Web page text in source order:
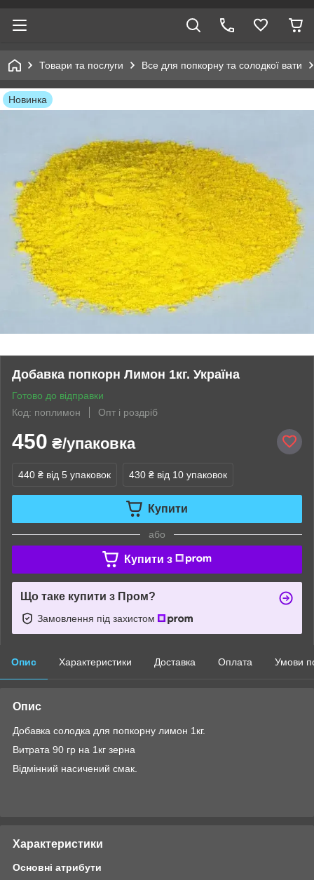
Товари та послуги Все для попкорну та солодкої вати
Новинка
Добавка попкорн Лимон 1кг. Україна
Готово до відправки
Код: поплимон
Опт і роздріб
450 ₴/упаковка
440 ₴ від 5 упаковок 430 ₴ від 10 упаковок
Купити
або
Купити з
Що таке купити з Пром?
Замовлення під захистом
Опис Характеристики Доставка Оплата Умови
Опис
Добавка солодка для попкорну лимон 1кг.
Витрата 90 гр на 1кг зерна
Відмінний насичений смак.
Характеристики
Основні атрибути